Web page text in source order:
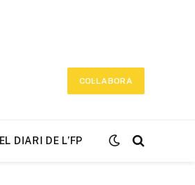
COL·LABORA
EL DIARI DE L’FP